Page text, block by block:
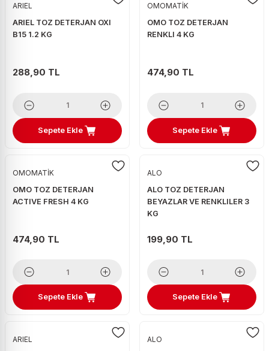
ARIEL
ARIEL TOZ DETERJAN OXI
B15 1.2 KG
288,90 TL
Sepete Ekle
OMOMATİK
OMO TOZ DETERJAN
RENKLI 4 KG
474,90 TL
Sepete Ekle
OMOMATİK
OMO TOZ DETERJAN
ACTIVE FRESH 4 KG
474,90 TL
Sepete Ekle
ALO
ALO TOZ DETERJAN
BEYAZLAR VE RENKLILER 3
KG
199,90 TL
Sepete Ekle
ARIEL
ALO